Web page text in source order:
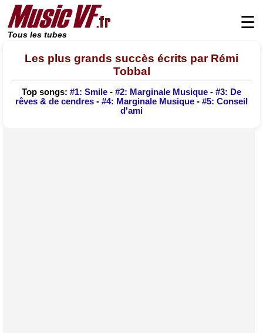
Tous les tubes
☰
Les plus grands succès écrits par Rémi
Tobbal
Top songs: #1: Smile - #2: Marginale Musique - #3: De
rêves & de cendres - #4: Marginale Musique - #5: Conseil
d'ami